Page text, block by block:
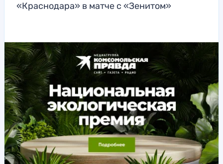
«Краснодара» в матче с «Зенитом»